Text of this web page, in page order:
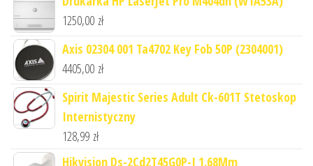
1250,00 zł
Axis 02304 001 Ta4702 Key Fob 50P (2304001)
4405,00 zł
Spirit Majestic Series Adult Ck-601T Stetoskop
Internistyczny
128,99 zł
Hikvision Ds-2Cd2T45G0P-I 1.68Mm